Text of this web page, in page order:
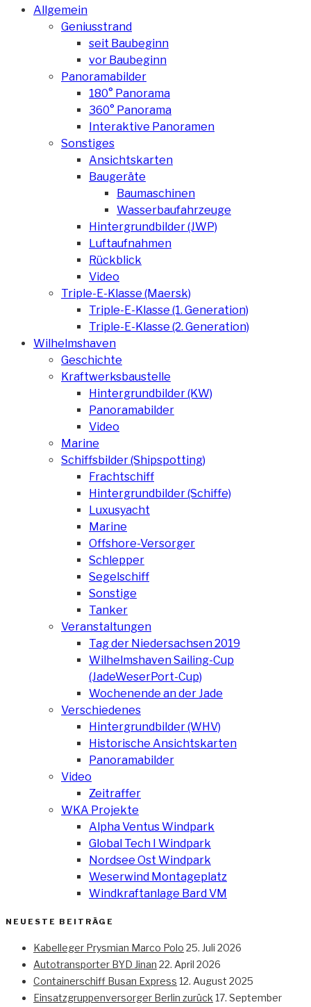
Allgemein
Geniusstrand
seit Baubeginn
vor Baubeginn
Panoramabilder
180° Panorama
360° Panorama
Interaktive Panoramen
Sonstiges
Ansichtskarten
Baugeräte
Baumaschinen
Wasserbaufahrzeuge
Hintergrundbilder (JWP)
Luftaufnahmen
Rückblick
Video
Triple-E-Klasse (Maersk)
Triple-E-Klasse (1. Generation)
Triple-E-Klasse (2. Generation)
Wilhelmshaven
Geschichte
Kraftwerksbaustelle
Hintergrundbilder (KW)
Panoramabilder
Video
Marine
Schiffsbilder (Shipspotting)
Frachtschiff
Hintergrundbilder (Schiffe)
Luxusyacht
Marine
Offshore-Versorger
Schlepper
Segelschiff
Sonstige
Tanker
Veranstaltungen
Tag der Niedersachsen 2019
Wilhelmshaven Sailing-Cup
(JadeWeserPort-Cup)
Wochenende an der Jade
Verschiedenes
Hintergrundbilder (WHV)
Historische Ansichtskarten
Panoramabilder
Video
Zeitraffer
WKA Projekte
Alpha Ventus Windpark
Global Tech I Windpark
Nordsee Ost Windpark
Weserwind Montageplatz
Windkraftanlage Bard VM
NEUESTE BEITRÄGE
Kabelleger Prysmian Marco Polo 25. Juli 2026
Autotransporter BYD Jinan 22. April 2026
Containerschiff Busan Express 12. August 2025
Einsatzgruppenversorger Berlin zurück 17. September